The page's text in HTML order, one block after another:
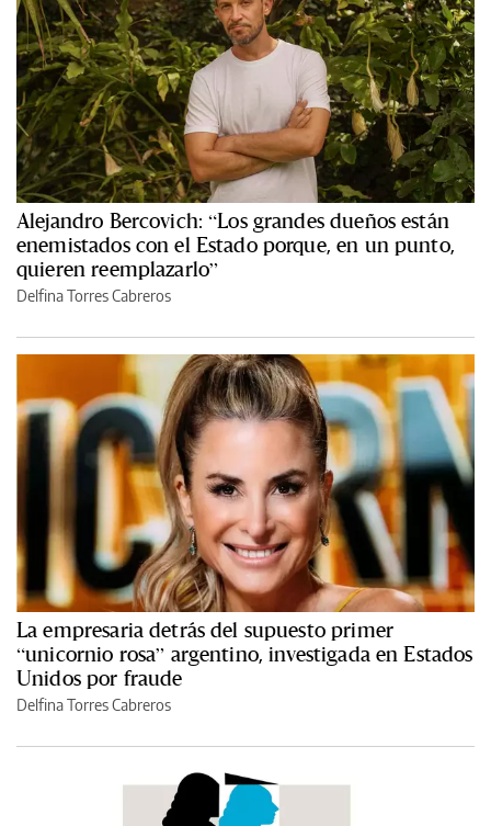
Alejandro Bercovich: “Los grandes dueños están
enemistados con el Estado porque, en un punto,
quieren reemplazarlo”
Delfina Torres Cabreros
La empresaria detrás del supuesto primer
“unicornio rosa” argentino, investigada en Estados
Unidos por fraude
Delfina Torres Cabreros